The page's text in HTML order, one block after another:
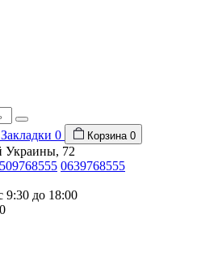
Закладки 0 Корзина 0
Украины, 72
0639768555
9:30 до 18:00